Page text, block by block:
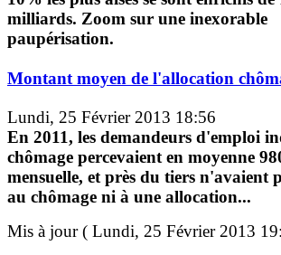
milliards. Zoom sur une inexorable
paupérisation.
Montant moyen de l'allocation
Lundi, 25 Février 2013 18:56
En 2011, les demandeurs d'emploi
chômage percevaient en moyenne
mensuelle, et près du tiers n'avaient
au chômage ni à une allocation...
Mis à jour ( Lundi, 25 Février 2013